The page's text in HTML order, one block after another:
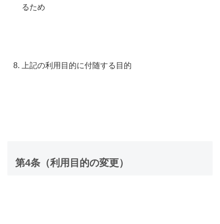
るため
上記の利用目的に付随する目的
第4条（利用目的の変更）